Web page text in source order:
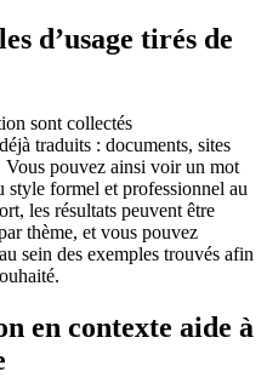
d’usage tirés de
sont collectés
traduits : documents, sites
pouvez ainsi voir un mot
style formel et professionnel au
les résultats peuvent être
thème, et vous pouvez
sein des exemples trouvés afin
en contexte aide à